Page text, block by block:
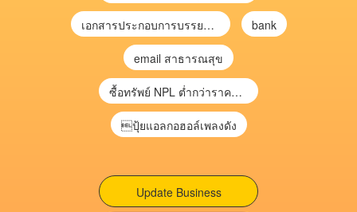
เอกสารประกอบการบรรยาย การประเมินความเสี่ยงเพื่อวางแผนการตรวจสอบ \ bank
email สาธารณสุข
ซื้อทรัพย์ NPL ต่ำกว่าราคาตลาด 30-70% แบบไม่ต้องไปประมูล”
ปุ้ยแอลกอฮอล์เพลงดัง
Update Business